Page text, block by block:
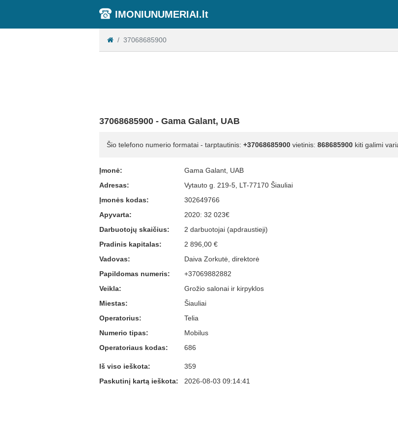
IMONIUNUMERIAI.lt
37068685900
37068685900 - Gama Galant, UAB
Šio telefono numerio formatai - tarptautinis: +37068685900 vietinis: 868685900 kiti galimi
Įmonė:
Gama Galant, UAB
Adresas:
Vytauto g. 219-5, LT-77170 Šiauliai
Įmonės kodas:
302649766
Apyvarta:
2020: 32 023€
Darbuotojų skaičius:
2 darbuotojai (apdraustieji)
Pradinis kapitalas:
2 896,00 €
Vadovas:
Daiva Zorkutė, direktorė
Papildomas numeris:
+37069882882
Veikla:
Grožio salonai ir kirpyklos
Miestas:
Šiauliai
Operatorius:
Telia
Numerio tipas:
Mobilus
Operatoriaus kodas:
686
Iš viso ieškota:
359
Paskutinį kartą ieškota:
2026-08-03 09:14:41